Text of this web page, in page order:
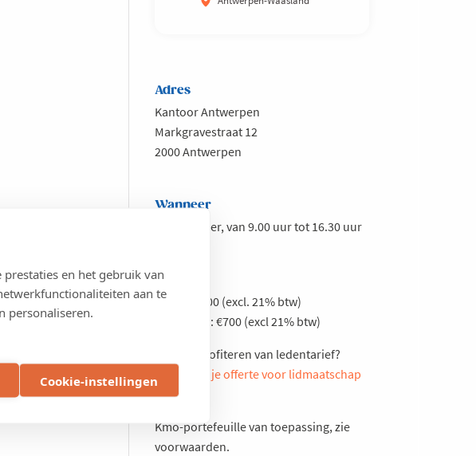
en het gebruik van
aan te
personaliseren.
Cookie-instellingen
ervaring in
BI tools,
Adres
Kantoor Antwerpen
Markgravestraat 12
2000 Antwerpen
Wanneer
4 september, van 9.00 uur tot 16.30 uur
Prijs
Leden: €500 (excl. 21% btw)
Niet-leden: €700 (excl 21% btw)
Meteen profiteren van ledentarief?
Vraag hier je offerte voor lidmaatschap
aan.
Kmo-portefeuille van toepassing, zie
voorwaarden.